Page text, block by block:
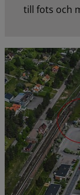
till fots och